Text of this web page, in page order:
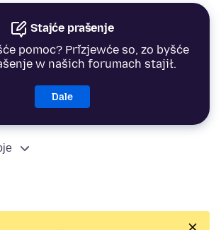
Stajće prašenje
pomoc? Přizjewće so, zo byšće
w našich forumach stajił.
Dale